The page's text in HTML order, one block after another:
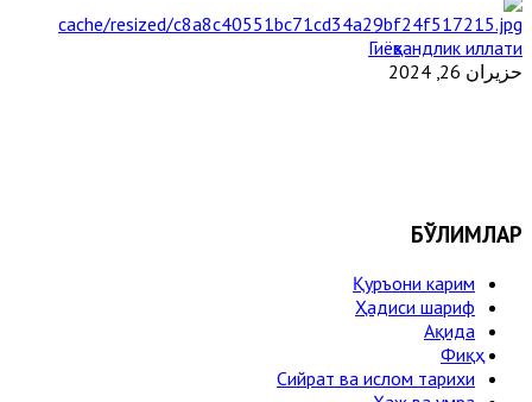
Гиёҳвандлик иллати
حزيران 26, 2024
БЎЛИМЛАР
Қуръони карим
Ҳадиси шариф
Ақида
Фиқҳ
Сийрат ва ислом тарихи